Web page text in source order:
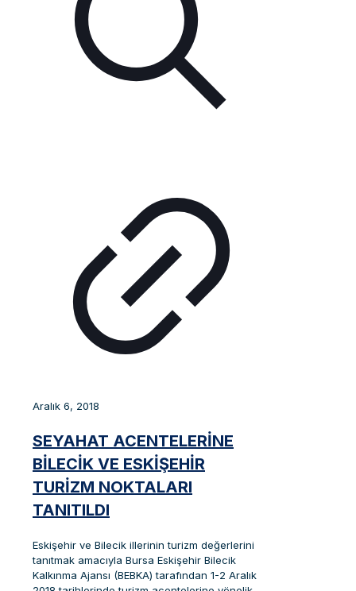
Aralık 6, 2018
SEYAHAT ACENTELERİNE
BİLECİK VE ESKİŞEHİR
TURİZM NOKTALARI
TANITILDI
Eskişehir ve Bilecik illerinin turizm değerlerini
tanıtmak amacıyla Bursa Eskişehir Bilecik
Kalkınma Ajansı (BEBKA) tarafından 1-2 Aralık